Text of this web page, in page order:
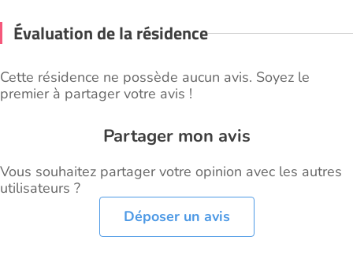
Évaluation de la résidence
Cette résidence ne possède aucun avis. Soyez le
premier à partager votre avis !
Partager mon avis
Vous souhaitez partager votre opinion avec les autres
utilisateurs ?
Déposer un avis